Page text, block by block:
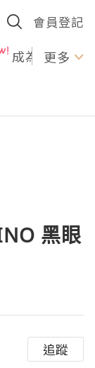
會員登記
成為U更多
黑眼
追蹤